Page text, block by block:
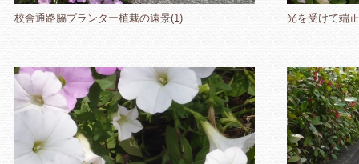
校舎通路脇プランター植栽の遠景(1) 光を受けて端